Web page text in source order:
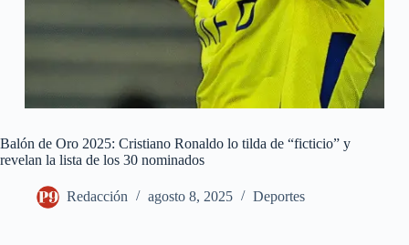
Balón de Oro 2025: Cristiano Ronaldo lo tilda de “ficticio” y
revelan la lista de los 30 nominados
Redacción agosto 8, 2025 Deportes